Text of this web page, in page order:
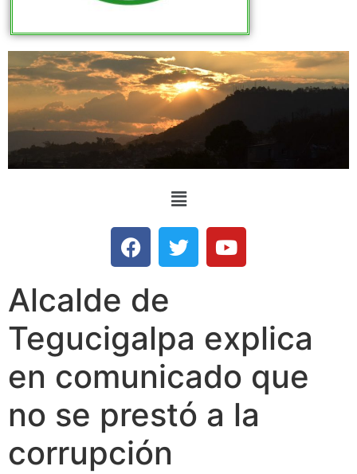
Alcalde de
Tegucigalpa explica
en comunicado que
no se prestó a la
corrupción